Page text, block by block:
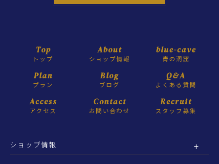
Top
トップ
About
ショップ情報
blue-cave
青の洞窟
Plan
プラン
Blog
ブログ
Q&A
よくある質問
Access
アクセス
Contact
お問い合わせ
Recruit
スタッフ募集
ショップ情報